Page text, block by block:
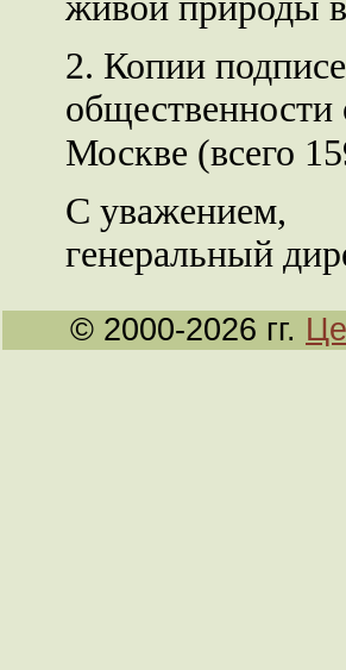
2. Копии
Москве (всего
С уважением,
генеральный
© 2000-2026 гг.